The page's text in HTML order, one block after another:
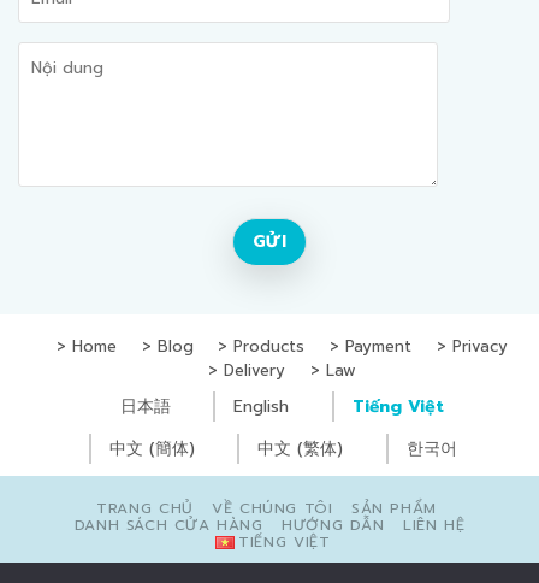
Home Blog Products Payment
Privacy
Delivery
Law
日本語 English
Tiếng Việt
中文 (簡体)
中文 (繁体) 한국어
TRANG CHỦ VỀ CHÚNG TÔI SẢN PHẨM
DANH SÁCH CỬA HÀNG HƯỚNG DẪN LIÊN HỆ
TIẾNG VIỆT